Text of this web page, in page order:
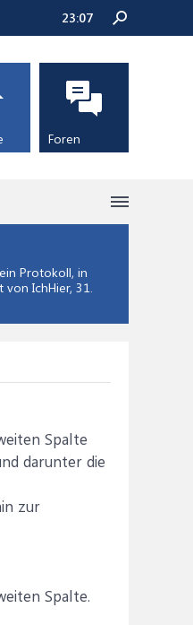
Protokoll, in
von IchHier, 31.
Spalte
darunter die
zur
Spalte.
23:07
Foren